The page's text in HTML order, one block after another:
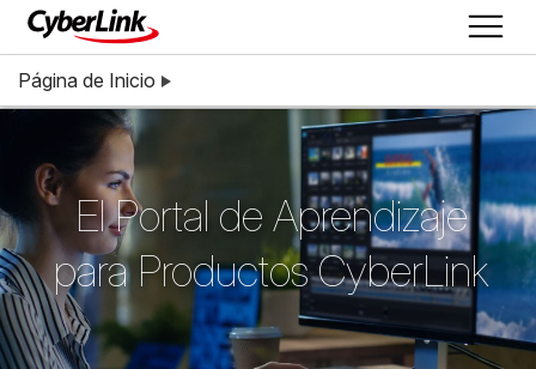
Página de Inicio
El Portal de Aprendizaje
para Productos CyberLink